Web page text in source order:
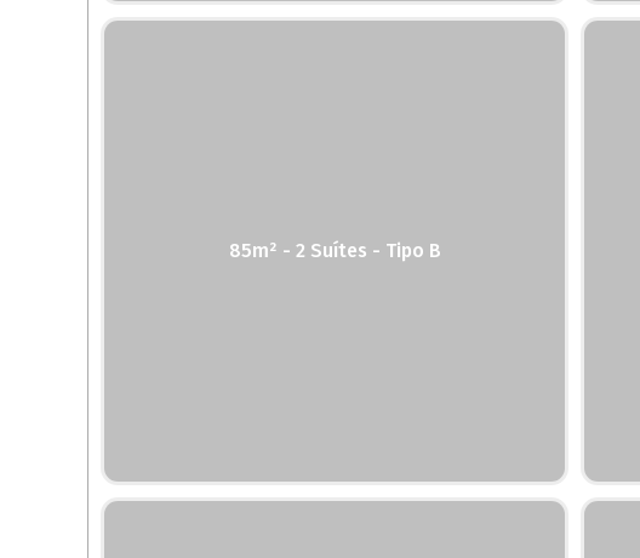
85m² - 2 Suítes - Tipo B